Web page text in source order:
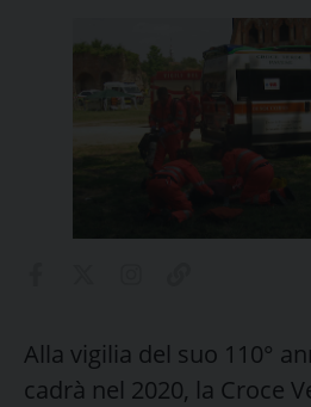
Alla vigilia del suo 110°
cadrà nel 2020, la Croce